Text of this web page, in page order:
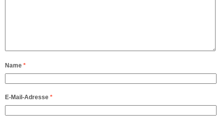
Name *
E-Mail-Adresse *